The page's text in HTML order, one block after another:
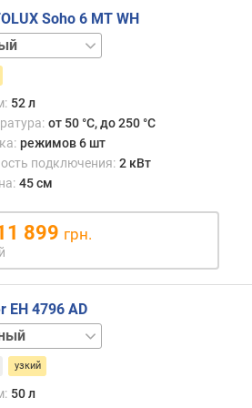
Soho 6 MT WH
52 л
от 50 °C, до 250 °C
режимов 6 шт
подключения: 2 кВт
45 см
899 грн.
EH 4796 AD
узкий
50 л